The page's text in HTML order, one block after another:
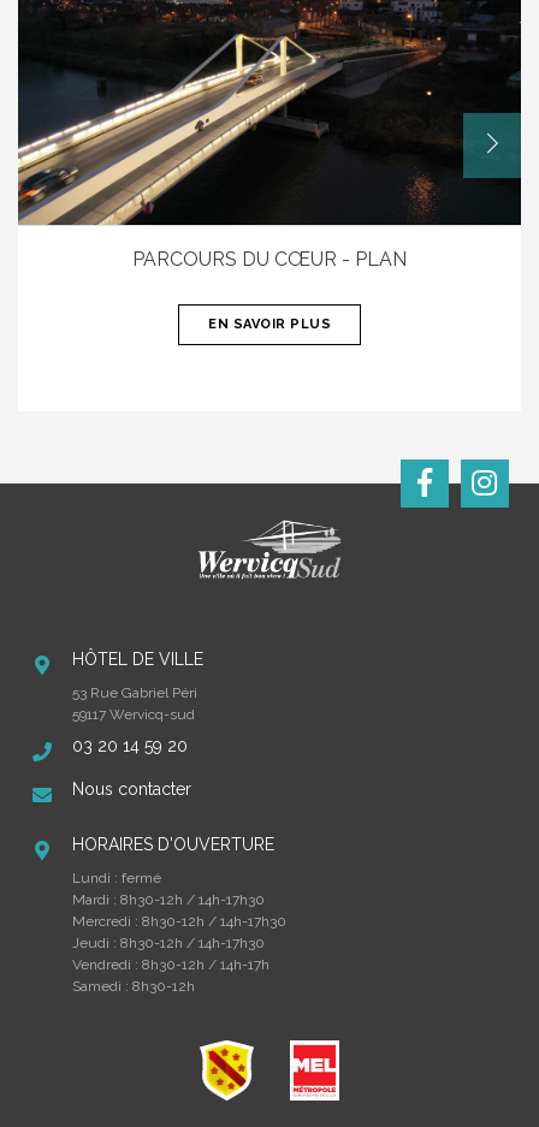
PARCOURS DU CŒUR - PLAN
EN SAVOIR PLUS
HÔTEL DE VILLE
53 Rue Gabriel Péri
59117 Wervicq-sud
03 20 14 59 20
Nous contacter
HORAIRES D'OUVERTURE
Lundi : fermé
Mardi : 8h30-12h / 14h-17h30
Mercredi : 8h30-12h / 14h-17h30
Jeudi : 8h30-12h / 14h-17h30
Vendredi : 8h30-12h / 14h-17h
Samedi : 8h30-12h